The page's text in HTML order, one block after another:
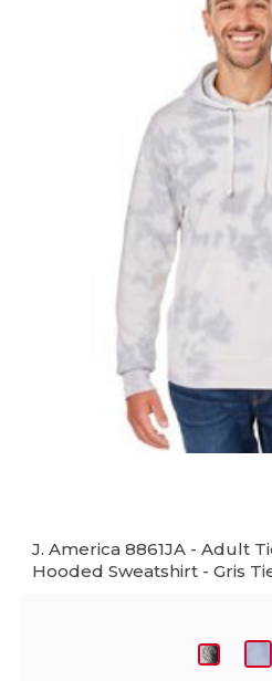
J. America 8861JA - Adult
Hooded Sweatshirt -Gris